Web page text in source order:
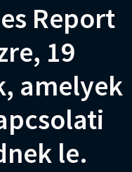
Report
19
amelyek
le.